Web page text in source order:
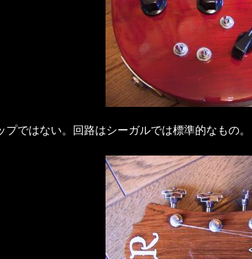
プではない。回路はシーガルでは標準的なもの。